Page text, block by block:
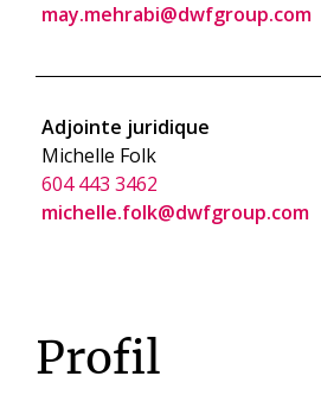
may.mehrabi@dwfgroup.com
Adjointe juridique
Michelle Folk
604 443 3462
michelle.folk@dwfgroup.com
Profil